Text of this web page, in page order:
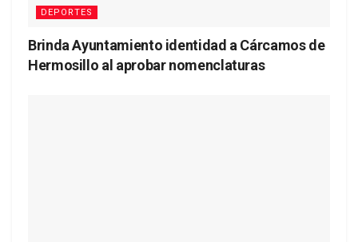
DEPORTES
Brinda Ayuntamiento identidad a Cárcamos de
Hermosillo al aprobar nomenclaturas